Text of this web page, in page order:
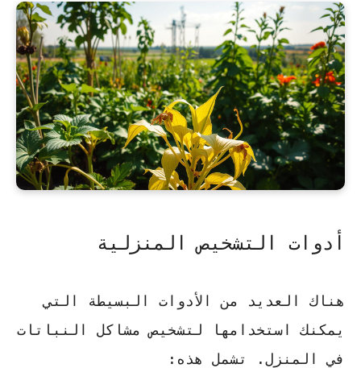
أدوات التشخيص المنزلية
هناك العديد من الأدوات البسيطة التي
يمكنك استخدامها لتشخيص مشاكل النباتات
في المنزل. تشمل هذه: